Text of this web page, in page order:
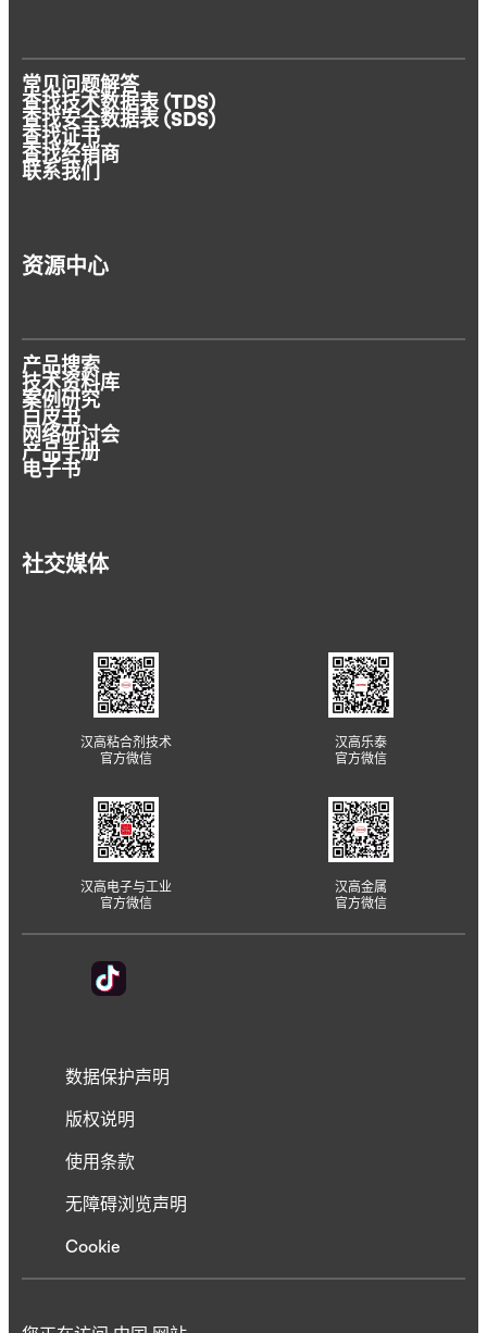
常见问题解答
查找技术数据表 (TDS)
查找安全数据表 (SDS)
查找证书
查找经销商
联系我们
资源中心
产品搜索
技术资料库
案例研究
白皮书
网络研讨会
产品手册
电子书
社交媒体
汉高粘合剂技术
官方微信
汉高乐泰
官方微信
汉高电子与工业
官方微信
汉高金属
官方微信
数据保护声明
版权说明
使用条款
无障碍浏览声明
Cookie